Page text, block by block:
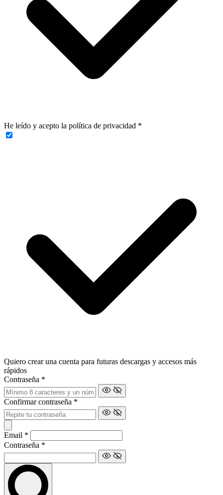
He leído y acepto la política de privacidad *
Quiero crear una cuenta para futuras descargas y accesos más
rápidos
Contraseña *
Confirmar contraseña *
Email *
Contraseña *